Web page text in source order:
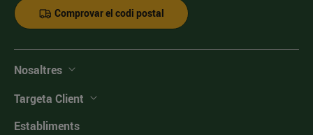
Comprovar el codi postal
Nosaltres
Targeta Client
Establiments